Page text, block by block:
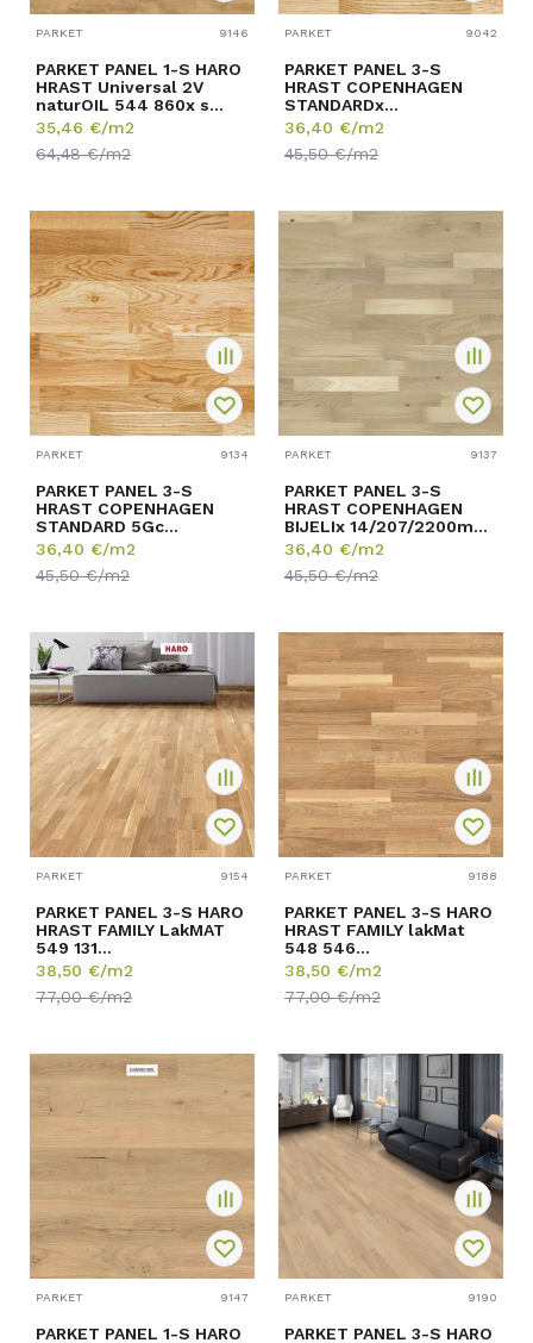
PARKET 9146
PARKET PANEL 1-S HARO
HRAST Universal 2V
naturOIL 544 860x s
greškom 12/180/2...
35,46 €/m2
64,48€/m2
PARKET 9042
PARKET PANEL 3-S
HRAST COPENHAGEN
STANDARDx
14/207/2200mm p=3,188
m2
36,40 €/m2
45,50€/m2
PARKET 9134
PARKET PANEL 3-S
HRAST COPENHAGEN
STANDARD 5Gc
14/207/2200mm p=3,188
m2
36,40 €/m2
45,50€/m2
PARKET 9137
PARKET PANEL 3-S
HRAST COPENHAGEN
BIJELIx 14/207/2200mm
p=3,188 m2
36,40 €/m2
45,50€/m2
PARKET 9154
PARKET PANEL 3-S HARO
HRAST FAMILY LakMAT
549 131
13,5/180/2200mm
pak=3,17m2
38,50 €/m2
77,00€/m2
PARKET 9188
PARKET PANEL 3-S HARO
HRAST FAMILY lakMat
548 546
13,5/180/2200mm
p=3,17m2
38,50 €/m2
77,00€/m2
PARKET 9147
PARKET PANEL 1-S HARO
PARKET 9190
PARKET PANEL 3-S HARO